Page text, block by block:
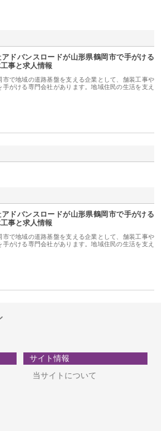
ドバンスロードが山形県鶴岡市で手がける
事と求人情報
市で地域の道路基盤を支える企業として、舗装工事や
手がける専門会社があります。地域住民の生活を支え
ドバンスロードが山形県鶴岡市で手がける
事と求人情報
市で地域の道路基盤を支える企業として、舗装工事や
手がける専門会社があります。地域住民の生活を支え
サイト情報
当サイトについて